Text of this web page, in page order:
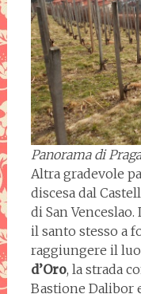
Panorama di
Altra gradevole
discesa dal
di San
il santo stesso a
raggiungere il
d’Oro, la strada
Bastione Dalibor